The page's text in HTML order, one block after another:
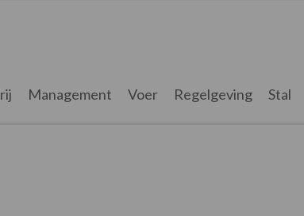
Management Voer Regelgeving Stal